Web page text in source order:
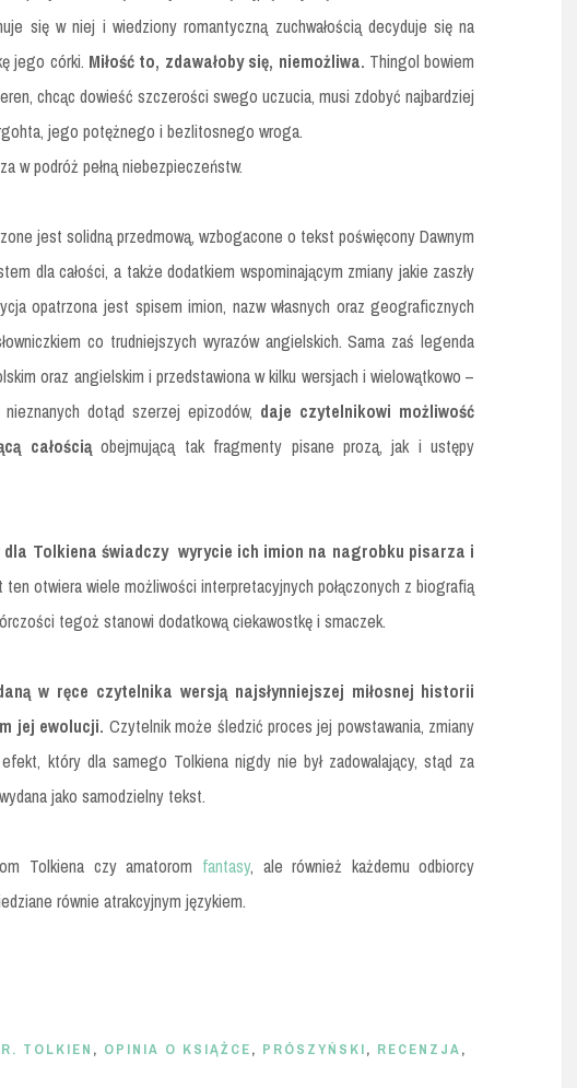
się w niej i wiedziony romantyczną zuchwałością decyduje się na
jego córki. Miłość to, zdawałoby się, niemożliwa. Thingol bowiem
chcąc dowieść szczerości swego uczucia, musi zdobyć najbardziej
jego potężnego i bezlitosnego wroga.
w podróż pełną niebezpieczeństw.
jest solidną przedmową, wzbogacone o tekst poświęcony Dawnym
dla całości, a także dodatkiem wspominającym zmiany jakie zaszły
opatrzona jest spisem imion, nazw własnych oraz geograficznych
co trudniejszych wyrazów angielskich. Sama zaś legenda
oraz angielskim i przedstawiona w kilku wersjach i wielowątkowo –
dotąd szerzej epizodów, daje czytelnikowi możliwość
całościąobejmującą tak fragmenty pisane prozą, jak i ustępy
Tolkiena świadczy wyrycie ich imion na nagrobku pisarza i
ten otwiera wiele możliwości interpretacyjnych połączonych z biografią
tegoż stanowi dodatkową ciekawostkę i smaczek.
w ręce czytelnika wersją najsłynniejszej miłosnej historii
jej ewolucji. Czytelnik może śledzić proces jej powstawania, zmiany
który dla samego Tolkiena nigdy nie był zadowalający, stąd za
jako samodzielny tekst.
Tolkiena czy amatorom fantasy, ale również każdemu odbiorcy
równie atrakcyjnym językiem.
TOLKIEN , OPINIA O KSIĄŻCE, PRÓSZYŃSKI, RECENZJA,